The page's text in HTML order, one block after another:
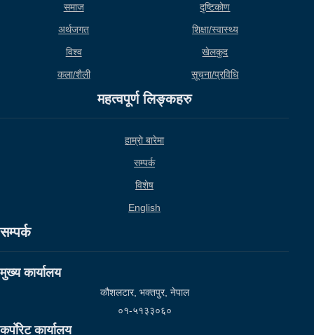
समाज
दृष्टिकोण
अर्थजगत
शिक्षा/स्वास्थ्य
विश्व
खेलकुद
कला/शैली
सूचना/प्रविधि
महत्वपूर्ण लिङ्कहरु
हाम्राे बारेमा
सम्पर्क
विशेष
English
सम्पर्क
मुख्य कार्यालय
कौशलटार, भक्तपुर, नेपाल
०१-५१३३०६०
कर्पाेरेट कार्यालय